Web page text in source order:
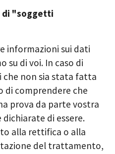
di "soggetti
informazioni sui dati
su di voi. In caso di
che non sia stata fatta
di comprendere che
prova da parte vostra
di essere.
alla rettifica o alla
del trattamento,